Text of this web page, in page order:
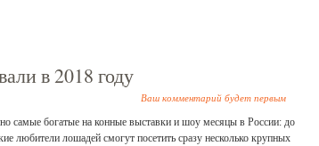
в 2018 году
Ваш комментарий будет первым
самые богатые на конные выставки и шоу месяцы в России: до
любители лошадей смогут посетить сразу несколько крупных